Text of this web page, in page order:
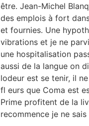
être. Jean-Michel
des emplois à fort
et fournies. Une
vibrations et je ne
une hospitalisation
aussi de la langue on
lodeur est se tenir, il
fl eurs que Coma est
Prime profitent de la
recommence je ne